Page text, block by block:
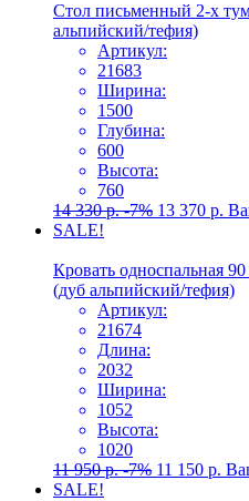
Стол письменный 2-х
альпийский/тефия)
Артикул:
21683
Ширина:
1500
Глубина:
600
Высота:
760
14 330р. -7% 13 370 р.
SALE!
Кровать односпальная
(дуб альпийский/тефия)
Артикул:
21674
Длина:
2032
Ширина:
1052
Высота:
1020
11 950р. -7% 11 150 р.
SALE!